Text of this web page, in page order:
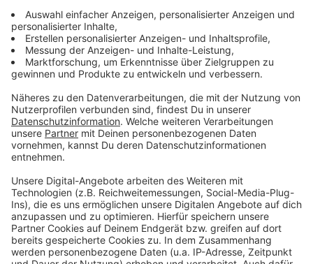
Anzeige
©Reiseagentur Grenzenlos
Anzeige
©Reiseagentur Grenzenlos
Anzeige